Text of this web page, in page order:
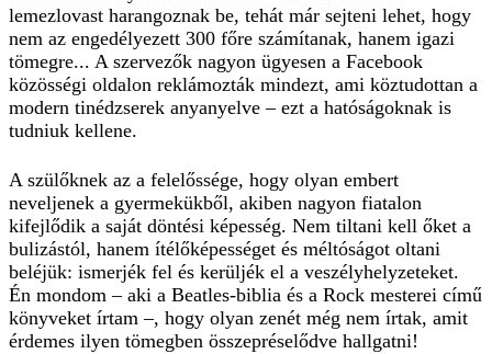
lemezlovast harangoznak be, tehát már sejteni lehet, hogy
nem az engedélyezett 300 főre számítanak, hanem igazi
tömegre... A szervezők nagyon ügyesen a Facebook
közösségi oldalon reklámozták mindezt, ami köztudottan a
modern tinédzserek anyanyelve – ezt a hatóságoknak is
tudniuk kellene.
A szülőknek az a felelőssége, hogy olyan embert
neveljenek a gyermekükből, akiben nagyon fiatalon
kifejlődik a saját döntési képesség. Nem tiltani kell őket a
bulizástól, hanem ítélőképességet és méltóságot oltani
beléjük: ismerjék fel és kerüljék el a veszélyhelyzeteket.
Én mondom – aki a Beatles-biblia és a Rock mesterei című
könyveket írtam –, hogy olyan zenét még nem írtak, amit
érdemes ilyen tömegben összepréselődve hallgatni!